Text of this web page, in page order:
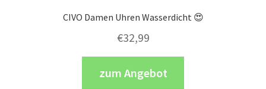
CIVO Damen Uhren Wasserdicht 😍
€32,99
zum Angebot